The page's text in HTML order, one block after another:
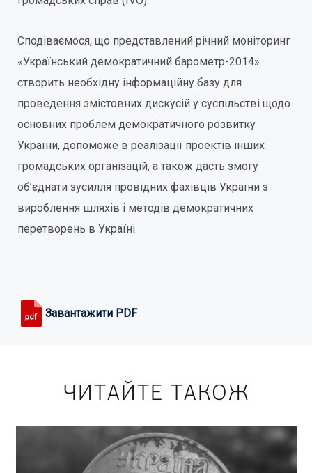
Сподіваємося, що представлений річний моніторинг
«Український демократичний барометр-2014»
створить необхідну інформаційну базу для
проведення змістовних дискусій у суспільстві щодо
основних проблем демократичного розвитку
України, допоможе в реалізації проектів інших
громадських організацій, а також дасть змогу
об’єднати зусилля провідних фахівців України з
вироблення шляхів і методів демократичних
перетворень в Україні.
Завантажити PDF
ЧИТАЙТЕ ТАКОЖ